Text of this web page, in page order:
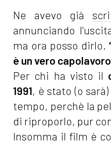
Ne avevo già
annunciando
ma ora posso dirlo.
è un vero
Per chi ha visto il
1991, è stato (o
tempo, perchè la
di riproporlo, pur
Insomma il film è